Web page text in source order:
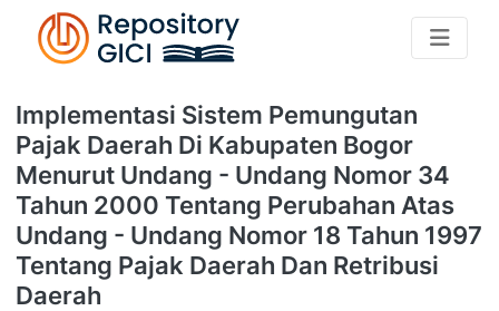
Implementasi Sistem Pemungutan
Pajak Daerah Di Kabupaten Bogor
Menurut Undang - Undang Nomor 34
Tahun 2000 Tentang Perubahan Atas
Undang - Undang Nomor 18 Tahun 1997
Tentang Pajak Daerah Dan Retribusi
Daerah